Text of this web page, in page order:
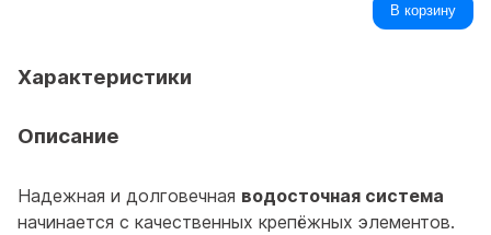
В корзину
Характеристики
Описание
Надежная и долговечная водосточная система
начинается с качественных крепёжных элементов.